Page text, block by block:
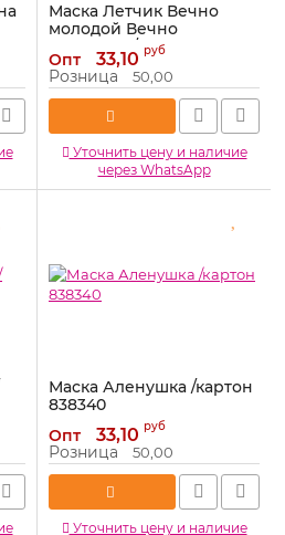
Маска Летчик Вечно
молодой Вечно
заводной /картон
1023838
Артикул: 1023838
Опт 33,10 руб
Розница 50,00
Уточнить цену и наличие
через WhatsApp
Маска Аленушка /картон
838340
Артикул: 838340
Опт 33,10 руб
Розница 50,00
Уточнить цену и наличие